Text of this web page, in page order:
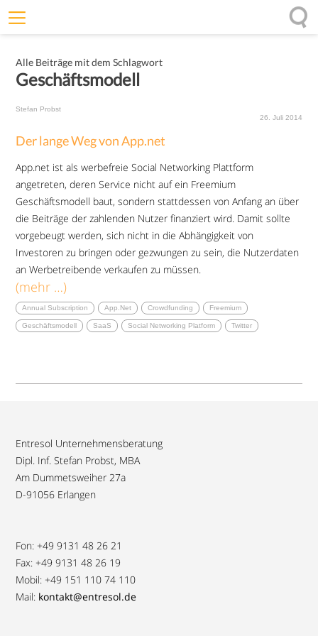
Offenheit
Ursprung
Impulse
Alle Beiträge mit dem Schlagwort
Geschäftsmodell
Stefan Probst
26. Juli 2014
Der lange Weg von App.net
App.net ist als werbefreie Social Networking Plattform
angetreten, deren Service nicht auf ein Freemium
Geschäftsmodell baut, sondern stattdessen von Anfang an über
die Beiträge der zahlenden Nutzer finanziert wird. Damit sollte
vorgebeugt werden, sich nicht in die Abhängigkeit von
Investoren zu bringen oder gezwungen zu sein, die Nutzerdaten
an Werbetreibende verkaufen zu müssen.
(mehr …)
Annual Subscription App.net Crowdfunding Freemium
Geschäftsmodell SaaS Social Networking Platform Twitter
Entresol Unternehmensberatung
Dipl. Inf. Stefan Probst, MBA
Am Dummetsweiher 27a
D-91056 Erlangen
Fon: +49 9131 48 26 21
Fax: +49 9131 48 26 19
Mobil: +49 151 110 74 110
Mail: kontakt@entresol.de